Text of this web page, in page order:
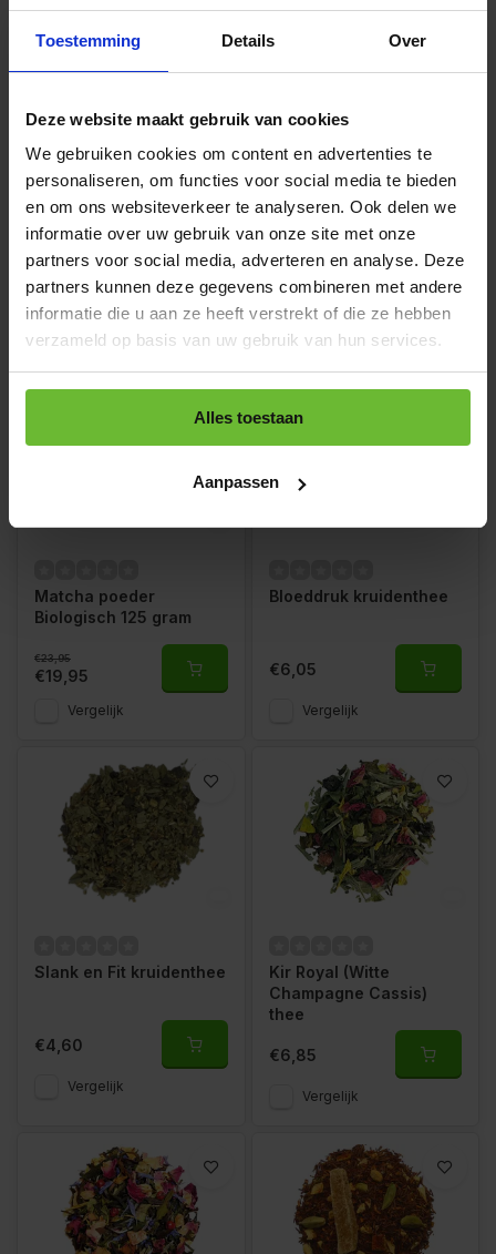
Toestemming Details Over
Deze website maakt gebruik van cookies
We gebruiken cookies om content en advertenties te
personaliseren, om functies voor social media te bieden
en om ons websiteverkeer te analyseren. Ook delen we
informatie over uw gebruik van onze site met onze
partners voor social media, adverteren en analyse. Deze
partners kunnen deze gegevens combineren met andere
informatie die u aan ze heeft verstrekt of die ze hebben
verzameld op basis van uw gebruik van hun services.
Alles toestaan
Aanpassen
€7,50
Vergelijk
Mooie Dromen
(Ayurvedische thee)
€7,05
Vergelijk
Matcha poeder
Biologisch 125 gram
€23,95
€19,95
Vergelijk
Bloeddruk kruidenthee
€6,05
Vergelijk
Slank en Fit kruidenthee
€4,60
Vergelijk
Kir Royal (Witte
Champagne Cassis)
thee
€6,85
Vergelijk